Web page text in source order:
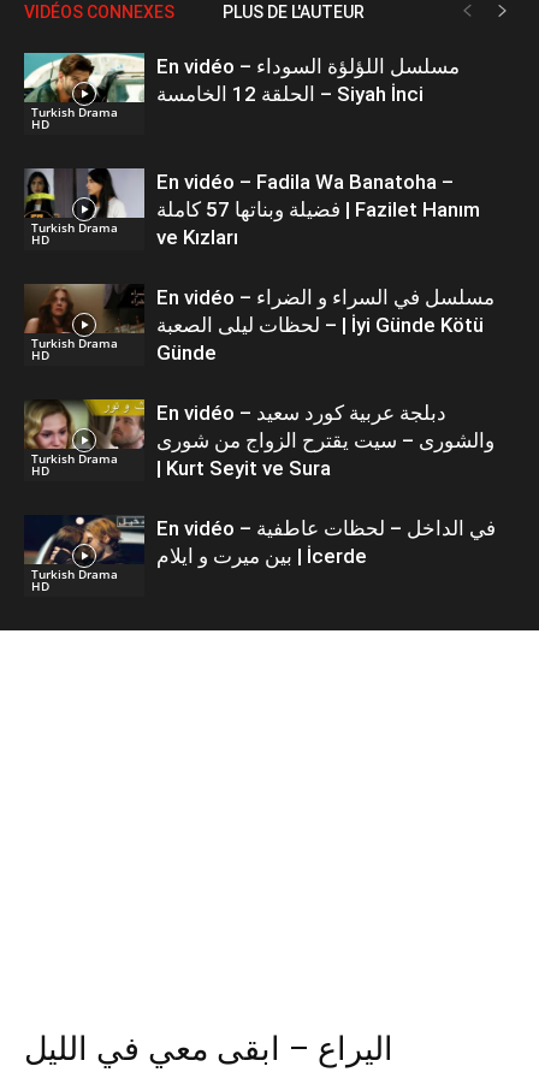
VIDÉOS CONNEXES PLUS DE L'AUTEUR
Turkish Drama
HD
En vidéo – مسلسل اللؤلؤة السوداء
الحلقة 12 الخامسة – Siyah İnci
Turkish Drama
HD
En vidéo – Fadila Wa Banatoha –
فضيلة وبناتها 57 كاملة | Fazilet Hanım
ve Kızları
Turkish Drama
HD
En vidéo – مسلسل في السراء و الضراء
– لحظات ليلى الصعبة | İyi Günde Kötü
Günde
Turkish Drama
HD
En vidéo – دبلجة عربية كورد سعيد
والشورى – سيت يقترح الزواج من شورى
| Kurt Seyit ve Sura
Turkish Drama
HD
En vidéo – في الداخل – لحظات عاطفية
بين ميرت و ايلام | İcerde
اليراع – ابقى معي في الليل